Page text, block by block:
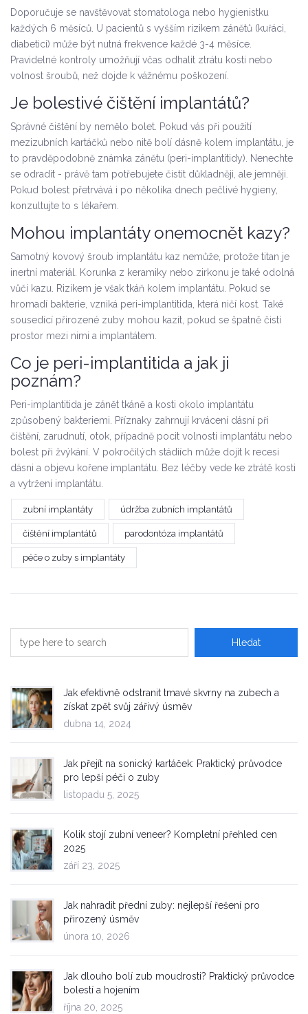
Doporučuje se navštěvovat stomatologa nebo hygienistku
každých 6 měsíců. U pacientů s vyšším rizikem zánětů (kuřáci,
diabetici) může být nutná frekvence každé 3-4 měsíce.
Pravidelné kontroly umožňují včas odhalit ztrátu kosti nebo
volnost šroubů, než dojde k vážnému poškození.
Je bolestivé čištění implantátů?
Správné čištění by nemělo bolet. Pokud vás při použití
mezizubních kartáčků nebo nitě bolí dásně kolem implantátu, je
to pravděpodobně známka zánětu (peri-implantitidy). Nenechte
se odradit - právě tam potřebujete čistit důkladněji, ale jemněji.
Pokud bolest přetrvává i po několika dnech pečlivé hygieny,
konzultujte to s lékařem.
Mohou implantáty onemocnět kazy?
Samotný kovový šroub implantátu kaz nemůže, protože titan je
inertní materiál. Korunka z keramiky nebo zirkonu je také odolná
vůči kazu. Rizikem je však tkáň kolem implantátu. Pokud se
hromadí bakterie, vzniká peri-implantitida, která ničí kost. Také
sousedící přirozené zuby mohou kazít, pokud se špatně čistí
prostor mezi nimi a implantátem.
Co je peri-implantitida a jak ji
poznám?
Peri-implantitida je zánět tkáně a kosti okolo implantátu
způsobený bakteriemi. Příznaky zahrnují krvácení dásní při
čištění, zarudnutí, otok, případně pocit volnosti implantátu nebo
bolest při žvýkání. V pokročilých stádiích může dojít k recesi
dásni a objevu kořene implantátu. Bez léčby vede ke ztrátě kosti
a vytržení implantátu.
zubní implantáty údržba zubních implantátů
čištění implantátů parodontóza implantátů
péče o zuby s implantáty
Jak efektivně odstranit tmavé skvrny na zubech a
získat zpět svůj zářivý úsměv
dubna 14, 2024
Jak přejít na sonický kartáček: Praktický průvodce
pro lepší péči o zuby
listopadu 5, 2025
Kolik stojí zubní veneer? Kompletní přehled cen
2025
září 23, 2025
Jak nahradit přední zuby: nejlepší řešení pro
přirozený úsměv
února 10, 2026
Jak dlouho bolí zub moudrosti? Praktický průvodce
bolestí a hojením
října 20, 2025